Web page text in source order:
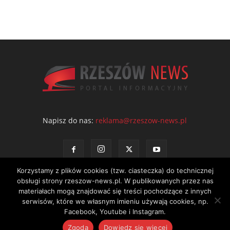
Napisz do nas: reklama@rzeszow-news.pl
Kontakt Polityka prywatności Regulamin portalu
© NEWS Sp. z o.o. - wydawca portalu Rzeszów News. Wszystkie prawa
Korzystamy z plików cookies (tzw. ciasteczka) do technicznej
obsługi strony rzeszow-news.pl. W publikowanych przez nas
materiałach mogą znajdować się treści pochodzące z innych
serwisów, które we własnym imieniu używają cookies, np.
Facebook, Youtube i Instagram.
Zgoda
Dowiedz się więcej